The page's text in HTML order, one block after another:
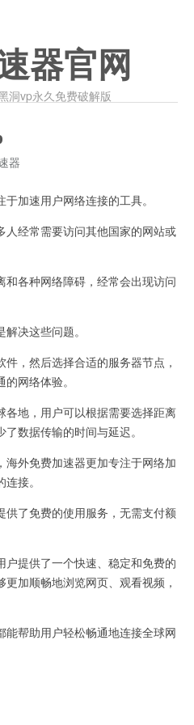
器官网
洞vp永久免费破解版
器
加速用户网络连接的工具。
经常需要访问其他国家的网站或
各种网络障碍，经常会出现访问
决这些问题。
，然后选择合适的服务器节点，
网络体验。
地，用户可以根据需要选择距离
数据传输的时间与延迟。
外免费加速器更加专注于网络加
接。
了免费的使用服务，无需支付额
提供了一个快速、稳定和免费的
加顺畅地浏览网页、观看视频，
帮助用户轻松畅通地连接全球网